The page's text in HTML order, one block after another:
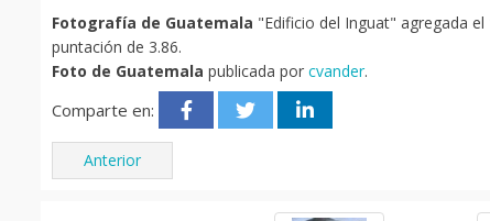
Fotografía de Guatemala "Edificio del Inguat" agregada
puntación de 3.86.
Foto de Guatemala publicada por cvander.
Comparte en:
Anterior